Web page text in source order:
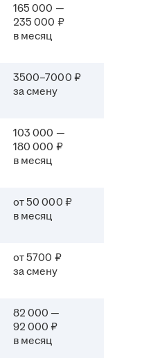
165 000 —
235 000 ₽
в месяц
3500–7000 ₽
за смену
103 000 —
180 000 ₽
в месяц
от 50 000 ₽
в месяц
от 5700 ₽
за смену
82 000 —
92 000 ₽
в месяц